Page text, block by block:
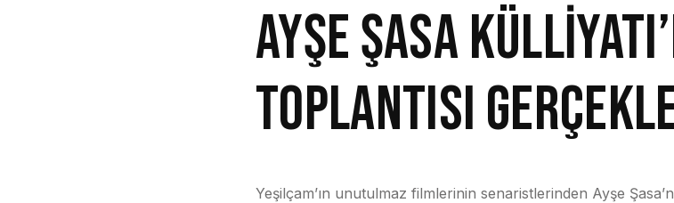
AYŞE ŞASA
TOPLANTISI
Yeşilçam’ın unutulmaz filmlerinin senaristlerinden Ayşe